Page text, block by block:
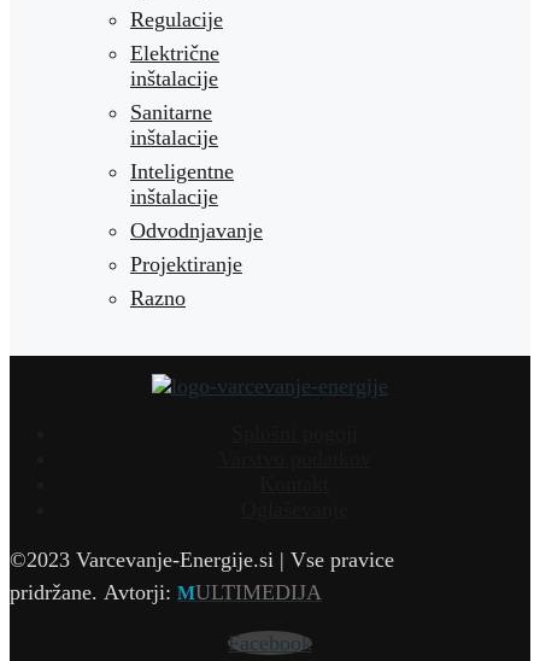
Regulacije
Električne
inštalacije
Sanitarne
inštalacije
Inteligentne
inštalacije
Odvodnjavanje
Projektiranje
Razno
©2023 Varcevanje-Energije.si | Vse pravice
pridržane. Avtorji: MULTIMEDIJA
Facebook